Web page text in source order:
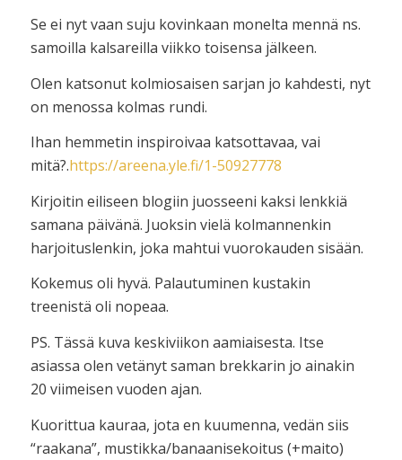
Se ei nyt vaan suju kovinkaan monelta mennä ns.
samoilla kalsareilla viikko toisensa jälkeen.
Olen katsonut kolmiosaisen sarjan jo kahdesti, nyt
on menossa kolmas rundi.
Ihan hemmetin inspiroivaa katsottavaa, vai
mitä?.https://areena.yle.fi/1-50927778
Kirjoitin eiliseen blogiin juosseeni kaksi lenkkiä
samana päivänä. Juoksin vielä kolmannenkin
harjoituslenkin, joka mahtui vuorokauden sisään.
Kokemus oli hyvä. Palautuminen kustakin
treenistä oli nopeaa.
PS. Tässä kuva keskiviikon aamiaisesta. Itse
asiassa olen vetänyt saman brekkarin jo ainakin
20 viimeisen vuoden ajan.
Kuorittua kauraa, jota en kuumenna, vedän siis
“raakana”, mustikka/banaanisekoitus (+maito)